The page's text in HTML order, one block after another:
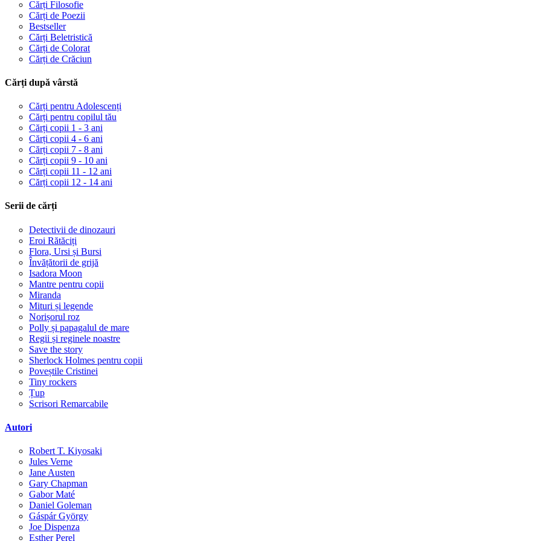
Cărți Filosofie
Cărți de Poezii
Bestseller
Cărți Beletristică
Cărți de Colorat
Cărți de Crăciun
Cărți după vârstă
Cărți pentru Adolescenți
Cărți pentru copilul tău
Cărți copii 1 - 3 ani
Cărți copii 4 - 6 ani
Cărți copii 7 - 8 ani
Cărți copii 9 - 10 ani
Cărți copii 11 - 12 ani
Cărți copii 12 - 14 ani
Serii de cărți
Detectivii de dinozauri
Eroi Rătăciți
Flora, Ursi și Bursi
Învățătorii de grijă
Isadora Moon
Mantre pentru copii
Miranda
Mituri și legende
Norișorul roz
Polly și papagalul de mare
Regii și reginele noastre
Save the story
Sherlock Holmes pentru copii
Poveștile Cristinei
Tiny rockers
Țup
Scrisori Remarcabile
Autori
Robert T. Kiyosaki
Jules Verne
Jane Austen
Gary Chapman
Gabor Maté
Daniel Goleman
Gáspár György
Joe Dispenza
Esther Perel